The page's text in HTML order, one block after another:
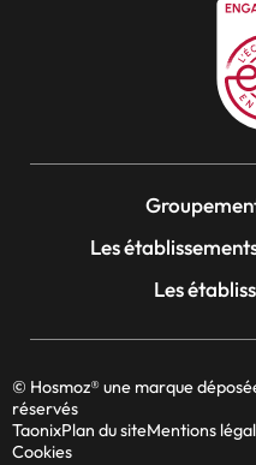
Les
Les
© Hosmoz® une marque
réservés
TaonixPlan du siteMentions
Cookies